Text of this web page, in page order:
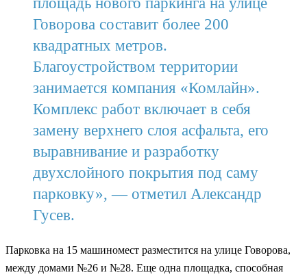
Говорова составит более 200
квадратных метров.
Благоустройством территории
занимается компания «Комлайн».
Комплекс работ включает в себя
замену верхнего слоя асфальта, его
выравнивание и разработку
двухслойного покрытия под саму
парковку», — отметил Александр
Гусев.
Парковка на 15 машиномест разместится на улице Говорова,
между домами №26 и №28. Еще одна площадка, способная